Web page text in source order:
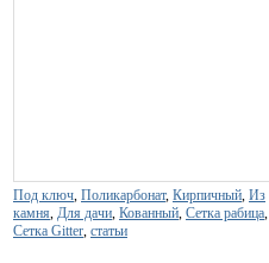
Под ключ, Поликарбонат, Кирпичный, Из
камня, Для дачи, Кованный, Сетка рабица,
Сетка Gitter, статьи